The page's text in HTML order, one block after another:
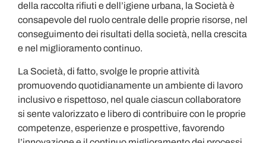
della raccolta rifiuti e dell’igiene urbana, la Società è
consapevole del ruolo centrale delle proprie risorse, nel
conseguimento dei risultati della società, nella crescita
e nel miglioramento continuo.
La Società, di fatto, svolge le proprie attività
promuovendo quotidianamente un ambiente di lavoro
inclusivo e rispettoso, nel quale ciascun collaboratore
si sente valorizzato e libero di contribuire con le proprie
competenze, esperienze e prospettive, favorendo